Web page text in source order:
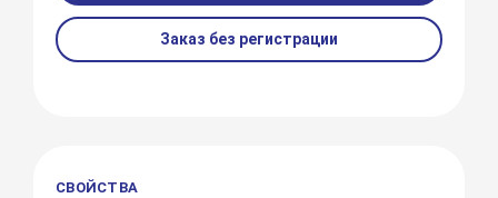
Заказ без регистрации
СВОЙСТВА